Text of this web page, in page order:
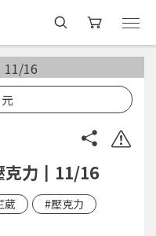
克力┃11/16
葳
#壓克力